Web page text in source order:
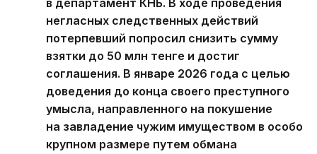
в департамент КНБ. В ходе проведения
негласных следственных действий
потерпевший попросил снизить сумму
взятки до 50 млн тенге и достиг
соглашения. В январе 2026 года с целью
доведения до конца своего преступного
умысла, направленного на покушение
на завладение чужим имуществом в особо
крупном размере путем обмана